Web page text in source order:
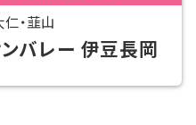
・韮山
バレー 伊豆長岡